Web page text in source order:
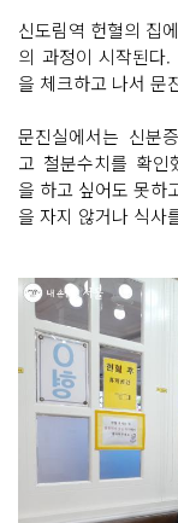
신도림역 헌혈의 집
의 과정이 시작된다
을 체크하고 나서 문
문진실에서는 신분
고 철분수치를 확
을 하고 싶어도 못하
을 자지 않거나 식사